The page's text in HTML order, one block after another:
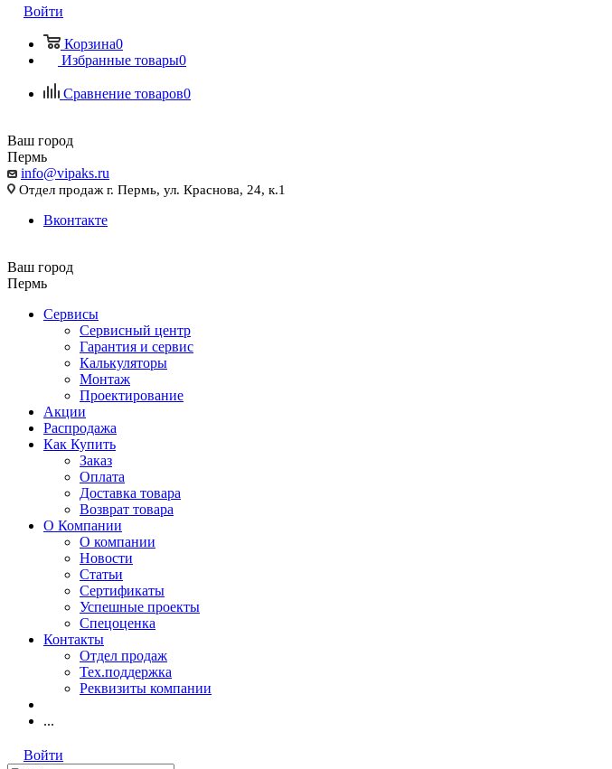
Войти
Корзина0
Избранные товары0
Сравнение товаров0
Ваш город
Пермь
info@vipaks.ru
Отдел продаж г. Пермь, ул. Краснова, 24, к.1
Вконтакте
Ваш город
Пермь
Сервисы
Сервисный центр
Гарантия и сервис
Калькуляторы
Монтаж
Проектирование
Акции
Распродажа
Как Купить
Заказ
Оплата
Доставка товара
Возврат товара
О Компании
О компании
Новости
Статьи
Сертификаты
Успешные проекты
Спецоценка
Контакты
Отдел продаж
Тех.поддержка
Реквизиты компании
...
Войти